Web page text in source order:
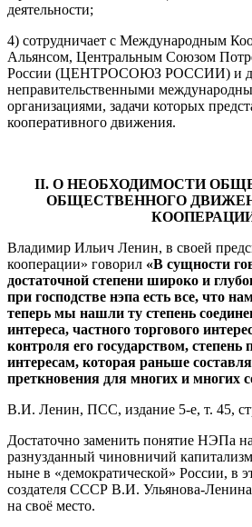
деятельности;
4) сотрудничает с Международным
Альянсом, Центральным Союзом
России (ЦЕНТРОСОЮЗ РОССИИ) и
неправительственными
организациями, задачи которых
кооперативного движения.
II. О НЕОБХОДИМОСТИ
ОБЩЕСТВЕННОГО
Владимир Ильич Ленин, в своей
кооперации» говорил «В сущности
достаточной степени широко и
при господстве нэпа есть все, что
теперь мы нашли ту степень
интереса, частного торгового
контроля его государством,
интересам, которая раньше
преткновения для многих и многих
В.И. Ленин, ПСС, издание 5-е, т. 45,
Достаточно заменить понятие НЭПа
разнузданный чиновничий
ныне в «демократической» России, в
создателя СССР В.И. Ульянова-
на своё место.